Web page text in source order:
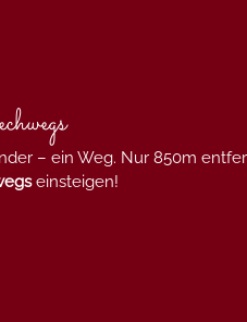
– ein Weg. Nur 850m
einsteigen!